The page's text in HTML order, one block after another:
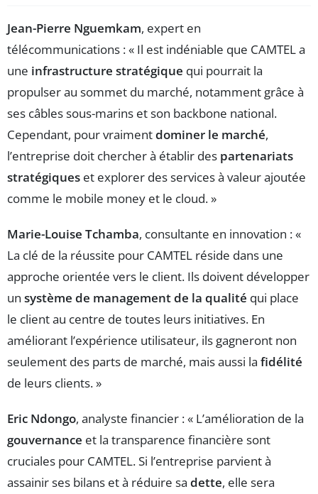
Jean-Pierre Nguemkam, expert en
télécommunications : « Il est indéniable que CAMTEL a
une infrastructure stratégique qui pourrait la
propulser au sommet du marché, notamment grâce à
ses câbles sous-marins et son backbone national.
Cependant, pour vraimentdominer le marché,
l’entreprise doit chercher à établir des partenariats
stratégiques et explorer des services à valeur ajoutée
comme le mobile money et le cloud. »
Marie-Louise Tchamba, consultante en innovation : «
La clé de la réussite pour CAMTEL réside dans une
approche orientée vers le client. Ils doivent développer
un système de management de la qualité qui place
le client au centre de toutes leurs initiatives. En
améliorant l’expérience utilisateur, ils gagneront non
seulement des parts de marché, mais aussi la fidélité
de leurs clients. »
Eric Ndongo, analyste financier : « L’amélioration de la
gouvernance et la transparence financière sont
cruciales pour CAMTEL. Si l’entreprise parvient à
assainir ses bilans et à réduire sa dette, elle sera